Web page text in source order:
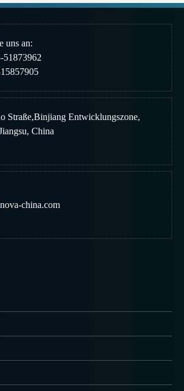
uns an:
51873962
Straße,Binjiang Entwicklungszone,
China
china.com